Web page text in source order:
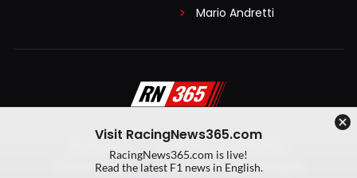
Mario Andretti
Algemene voorwaarden
Privacy Policy
Created by On Your Marks
Visit RacingNews365.com
RacingNews365.com is live!
Read the latest F1 news in English.